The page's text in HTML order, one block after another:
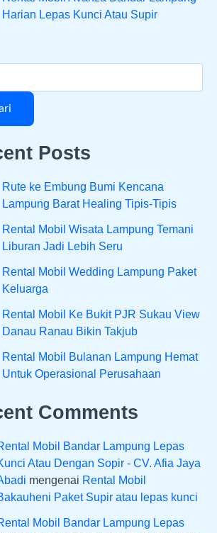
Harian Lepas Kunci Atau Supir
Posts
Rute ke Embung Bumi Kencana
Lampung Barat Healing Tipis-Tipis
Rental Mobil Wisata Lampung Temani
Liburan Jadi Lebih Seru
Rental Mobil Wedding Lampung Paket
Keluarga
Rental Mobil Ke Bukit PJR Sukau View
Danau Ranau Bikin Takjub
Rental Mobil Bulanan Lampung Hemat
Untuk Operasional Perusahaan
Comments
Mobil Bandar Lampung Lepas
Atau Dengan Sopir - CV. Afia Jaya
mengenai Rental Mobil
Paket Supir atau lepas kunci
Mobil Bandar Lampung Lepas